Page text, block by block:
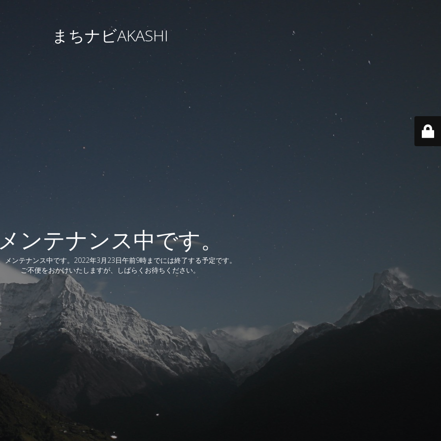
まちナビAKASHI
ンテナンス中です。
メンテナンス中です。2022年3月23日午前9時までには終了する予定です。
ご不便をおかけいたしますが、しばらくお待ちください。